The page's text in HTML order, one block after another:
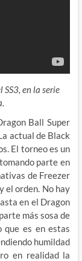
en la serie
Ball Super
actual de Black
El torneo es un
parte en
de Freezer
el orden. No hay
en el Dragon
más sosa de
que es en estas
humildad
en realidad la